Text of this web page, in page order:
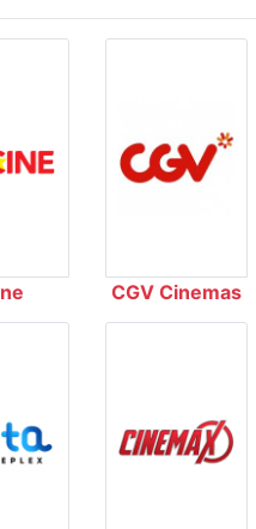
CGV Cinemas